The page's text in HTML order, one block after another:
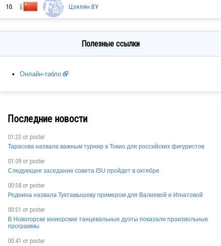
CHN
CAN
SUI
10. Цзялян ВУ
Полезные ссылки
Онлайн-табло
Последние новости
01:23 от poster
Тарасова назвала важным турнир в Токио для российских фигуристов
01:09 от poster
Следующее заседание совета ISU пройдет в октябре
00:58 от poster
Роднина назвала Туктамышеву примером для Валиевой и Игнатовой
00:51 от poster
В Новогорске юниорские танцевальные дуэты показали произвольные
программы
00:41 от poster